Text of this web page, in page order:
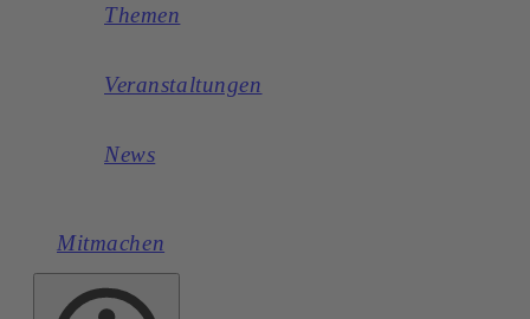
Themen
Veranstaltungen
News
Mitmachen